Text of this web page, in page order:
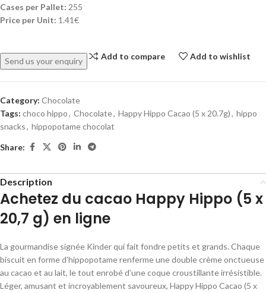
Cases per Pallet: 255
Price per Unit: 1.41€
Send us your enquiry
Add to compare Add to wishlist
Category: Chocolate
Tags: choco hippo, Chocolate, Happy Hippo Cacao (5 x 20.7g), hippo
snacks, hippopotame chocolat
Share:
Description
Achetez du cacao Happy Hippo (5 x
20,7 g) en ligne
La gourmandise signée Kinder qui fait fondre petits et grands. Chaque
biscuit en forme d’hippopotame renferme une double crème onctueuse
au cacao et au lait, le tout enrobé d’une coque croustillante irrésistible.
Léger, amusant et incroyablement savoureux, Happy Hippo Cacao (5 x